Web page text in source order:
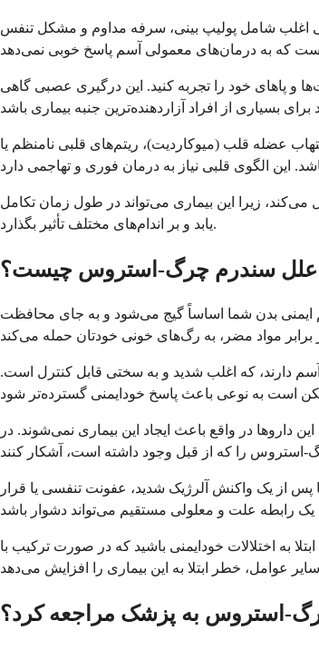
اغلب شامل پولیپ بینی، سرفه مداوم و مشکل تنفس
خود را تجربه کنید. این درگیری عصبی گاهی
عضله قلب (میوکاردیت)، ریتم‌های قلبی نامنظم یا
می‌کند، زیرا این بیماری می‌تواند در طول زمان تکامل
یابد و بر اندام‌های مختلف تأثیر بگذارد.
علل سندرم چرگ-استروس چیست؟
ایمنی بدن شما اساساً گیج می‌شود و به جای محافظت
دارند، که اغلب شدید و به سختی قابل کنترل است.
داروها در واقع باعث ایجاد این بیماری نمی‌شوند. در
پس از یک واکنش آلرژیک شدید، عفونت تنفسی یا قرار
به اختلالات خودایمنی باشید که در صورت ترکیب با
استروس به پزشک مراجعه کرد؟